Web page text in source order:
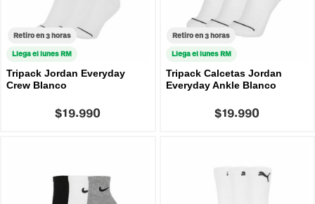
Retiro en 3 horas
Llega el lunes RM
Tripack Jordan Everyday
Crew Blanco
$19.990
Retiro en 3 horas
Llega el lunes RM
Tripack Calcetas Jordan
Everyday Ankle Blanco
$19.990